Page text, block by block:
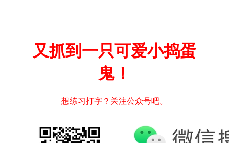
又抓到一只可爱小捣蛋
鬼！
想练习打字？关注公众号吧。